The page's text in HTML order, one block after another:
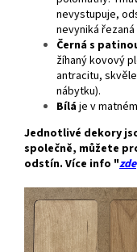
nevystupuje,
nevyniká řezaná
Černá s
žíhaný kovový
antracitu,
nábytku).
Bíláje v
Jednotlivé dekory
společně, můžete
odstín. Více info "zde